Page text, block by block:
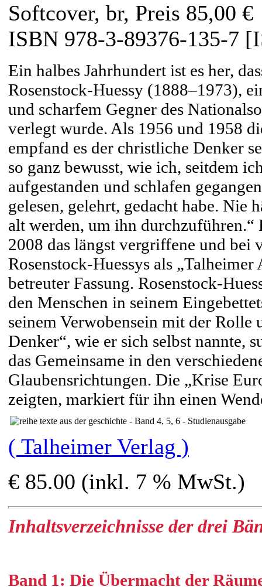
Softcover, br, Preis 85,00 €
ISBN 978-3-89376-135-7
Ein halbes Jahrhundert ist es her,
Rosenstock-Huessy (1888–1973),
und scharfem Gegner des
verlegt wurde. Als 1956 und 1958
empfand es der christliche Denker
so ganz bewusst, wie ich, seitdem
aufgestanden und schlafen
gelesen, gelehrt, gedacht habe. Nie
alt werden, um ihn durchzuführen.“
2008 das längst vergriffene und bei
Rosenstock-Huessys als
betreuter Fassung. Rosenstock-
den Menschen in seinem
seinem Verwobensein mit der Rolle
Denker“, wie er sich selbst nannte,
das Gemeinsame in den
Glaubensrichtungen. Die „Krise
zeigten, markiert für ihn einen
( Talheimer Verlag )
€ 85.00 (inkl. 7 % MwSt.)
Inhaltsverzeichnisse der drei
Band 1: Die Übermacht der